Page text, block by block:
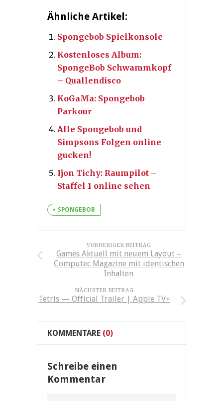
Ähnliche Artikel:
Spongebob Spielkonsole
Kostenloses Album:
SpongeBob Schwammkopf
– Quallendisco
KoGaMa: Spongebob
Parkour
Alle Spongebob und
Simpsons Folgen online
gucken!
Ijon Tichy: Raumpilot –
Staffel 1 online sehen
SPONGEBOB
VORHERIGER BEITRAG
Games Aktuell mit neuem Layout –
Computec Magazine mit identischen
Inhalten
NÄCHSTER BEITRAG
Tetris — Official Trailer | Apple TV+
KOMMENTARE (0)
Schreibe einen
Kommentar